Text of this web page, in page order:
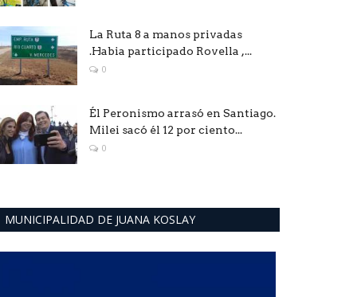
La Ruta 8 a manos privadas
.Habia participado Rovella ,...
0
Él Peronismo arrasó en Santiago.
Milei sacó él 12 por ciento...
0
MUNICIPALIDAD DE JUANA KOSLAY